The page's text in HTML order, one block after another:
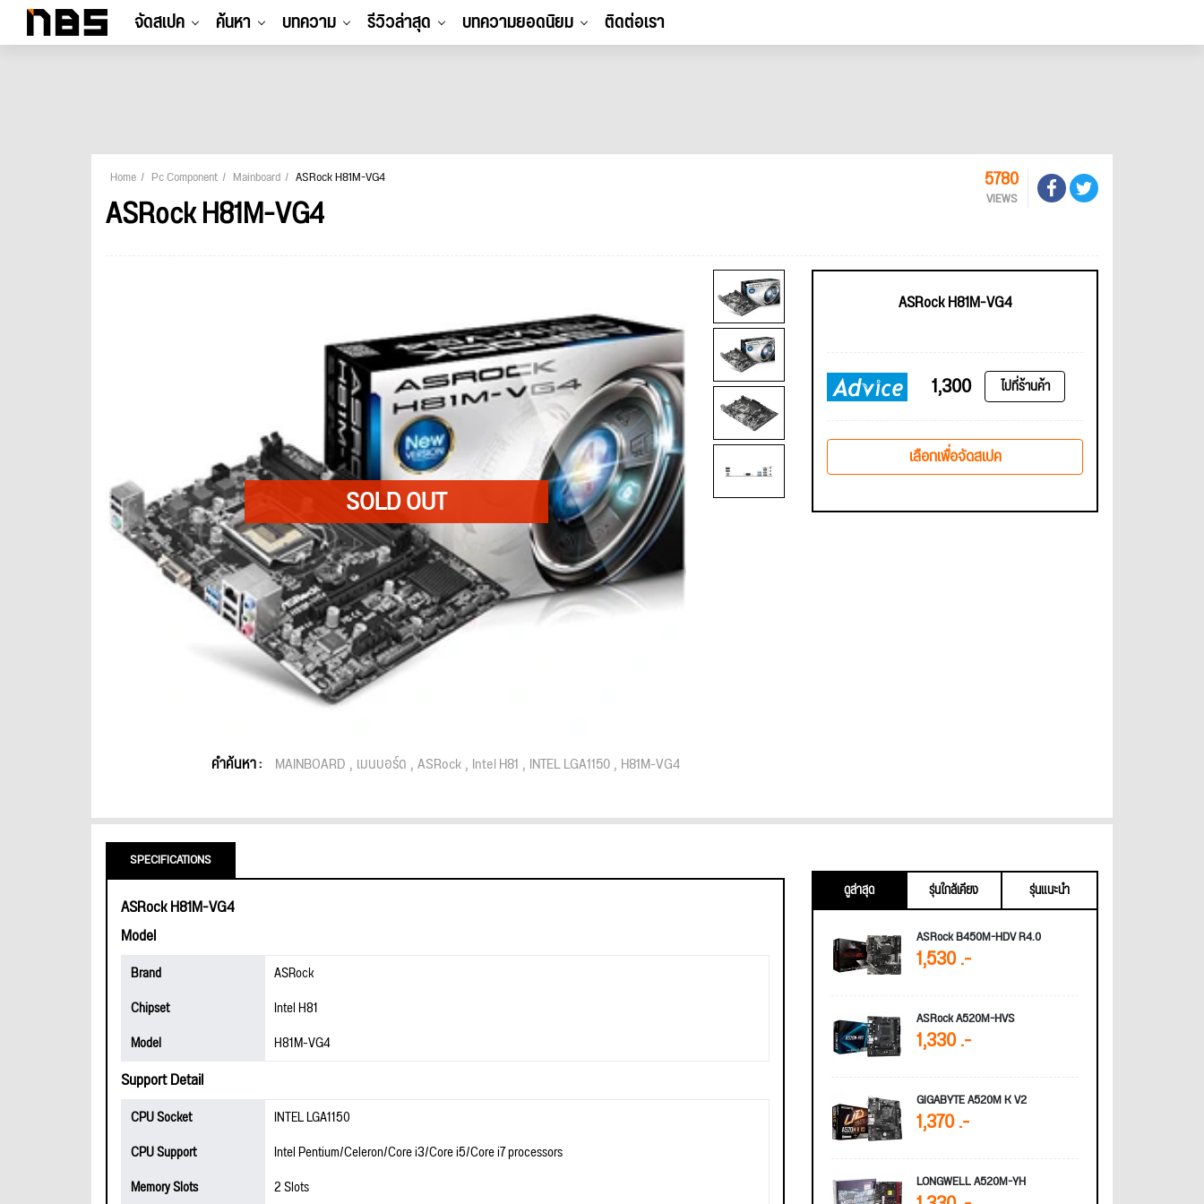
จัดสเปค ค้นหา บทความ รีวิวล่าสุด บทความยอดนิยม ติดต่อเรา
Home Pc Component Mainboard ASRock H81M-VG4
ASRock H81M-VG4
5780
VIEWS
คำค้นหา : MAINBOARD เมนบอร์ด ASRock Intel H81 INTEL LGA1150 H81M-VG4
ASRock H81M-VG4
1,300 ไปที่ร้านค้า
เลือกเพื่อจัดสเปค
SPECIFICATIONS
ASRock H81M-VG4
Model
Brand
ASRock
Chipset
Intel H81
Model
H81M-VG4
Support Detail
CPU Socket
INTEL LGA1150
CPU Support
Intel Pentium/Celeron/Core i3/Core i5/Core i7 processors
Memory Slots
2 Slots
ดูล่าสุด รุ่นใกล้เคียง
รุ่นแนะนำ
ASRock B450M-HDV R4.0
1,530 .-
ASRock A520M-HVS
1,330 .-
GIGABYTE A520M K V2
1,370 .-
LONGWELL A520M-YH